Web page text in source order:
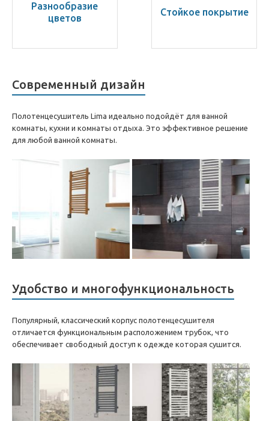
Разнообразие
цветов
Стойкое покрытие
Современный дизайн
Полотенцесушитель Lima идеально подойдёт для ванной
комнаты, кухни и комнаты отдыха. Это эффективное решение
для любой ванной комнаты.
Удобство и многофункциональность
Популярный, классический корпус полотенцесушителя
отличается функциональным расположением трубок, что
обеспечивает свободный доступ к одежде которая сушится.